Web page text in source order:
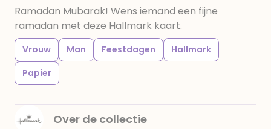
Ramadan Mubarak! Wens iemand een fijne
ramadan met deze Hallmark kaart.
Vrouw Man Feestdagen
Hallmark
Papier
Over de collectie